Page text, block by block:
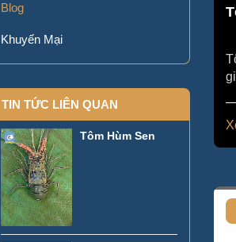
Blog
Khuyến Mại
TIN TỨC LIÊN QUAN
Tôm Hùm Sen